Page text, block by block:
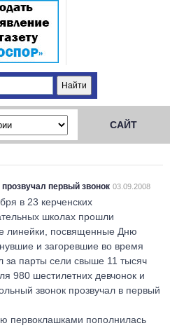
САЙТ
первый звонок 03.09.2008
в 23 керченских
школах прошли
линейки, посвященные Дню
и загоревшие во время
за парты сели свыше 11 тысяч
980 шестилетних девчонок и
звонок прозвучал в первый
первоклашками пополнилась